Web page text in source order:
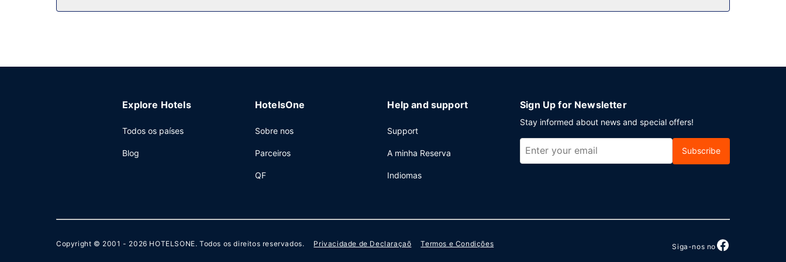
Explore Hotels
Todos os países
Blog
HotelsOne
Sobre nos
Parceiros
QF
Help and support
Support
A minha Reserva
Indiomas
Sign Up for Newsletter
Stay informed about news and special offers!
Subscribe
Copyright © 2001 - 2026 HOTELSONE. Todos os direitos reservados. Privacidade de Declaraçaõ Termos e Condições Siga-nos no